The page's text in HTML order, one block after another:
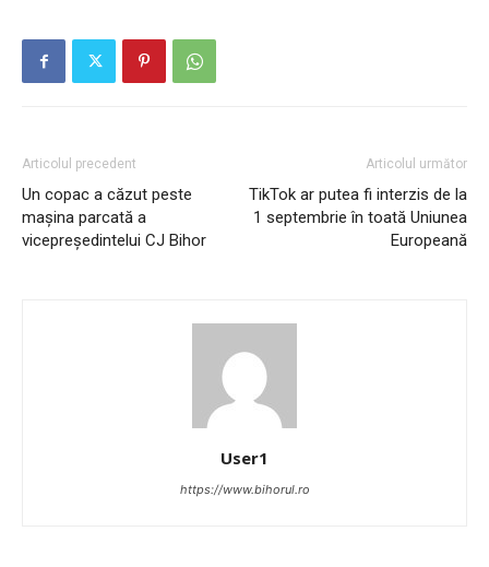
Articolul precedent
Un copac a căzut peste
mașina parcată a
vicepreședintelui CJ Bihor
Articolul următor
TikTok ar putea fi interzis de la
1 septembrie în toată Uniunea
Europeană
User1
https://www.bihorul.ro